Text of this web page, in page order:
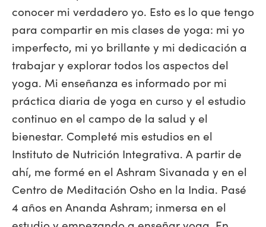
conocer mi verdadero yo. Esto es lo que tengo
para compartir en mis clases de yoga: mi yo
imperfecto, mi yo brillante y mi dedicación a
trabajar y explorar todos los aspectos del
yoga. Mi enseñanza es informado por mi
práctica diaria de yoga en curso y el estudio
continuo en el campo de la salud y el
bienestar. Completé mis estudios en el
Instituto de Nutrición Integrativa. A partir de
ahí, me formé en el Ashram Sivanada y en el
Centro de Meditación Osho en la India. Pasé
4 años en Ananda Ashram; inmersa en el